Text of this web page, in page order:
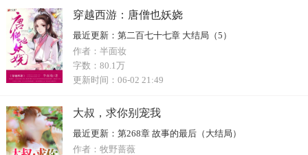
穿越西游：唐僧也妖娆
最近更新： 第二百七十七章 大结局（5）
作者： 半面妆
字数： 80.1万
更新时间： 06-02 21:49
大叔，求你别宠我
最近更新： 第268章 故事的最后（大结局）
作者： 牧野蔷薇